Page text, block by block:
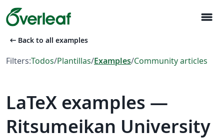
menu
arrow_left_alt Back to all examples
Filters:Todos/Plantillas/Examples/Community articles
LaTeX examples —
Ritsumeikan University